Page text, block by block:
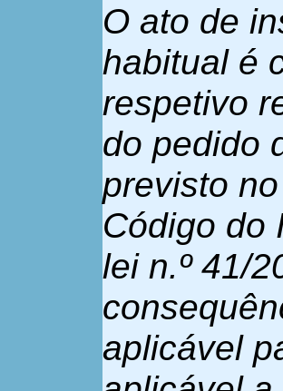
O ato de
habitual é
respetivo
do pedido
previsto
Código do
lei n.º 41/
aplicável